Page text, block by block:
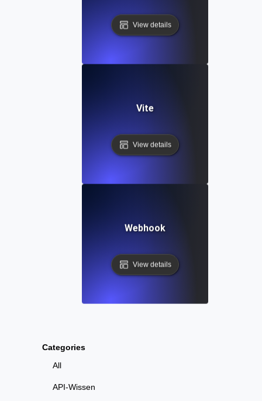
Categories
All
API-Wissen
View details
Vite
View details
Webhook
View details